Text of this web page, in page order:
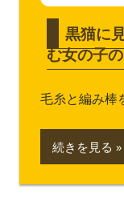
黒猫に
む女の子
毛糸と編み棒
続きを見る